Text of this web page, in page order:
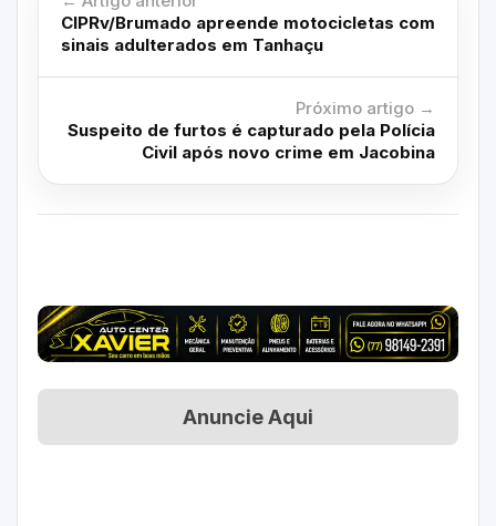
CIPRv/Brumado apreende motocicletas com
sinais adulterados em Tanhaçu
Próximo artigo →
Suspeito de furtos é capturado pela Polícia
Civil após novo crime em Jacobina
Anuncie Aqui